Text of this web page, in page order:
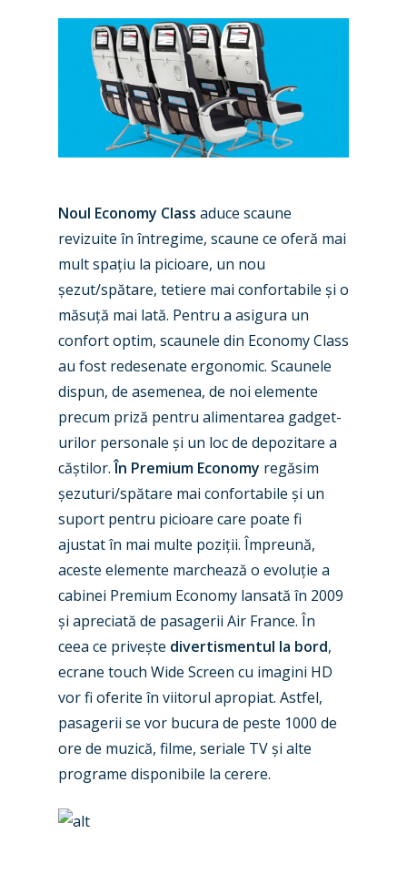
Noul Economy Class aduce scaune
revizuite în întregime, scaune ce oferă mai
mult spațiu la picioare, un nou
șezut/spătare, tetiere mai confortabile și o
măsuță mai lată. Pentru a asigura un
confort optim, scaunele din Economy Class
au fost redesenate ergonomic. Scaunele
dispun, de asemenea, de noi elemente
precum priză pentru alimentarea gadget-
urilor personale și un loc de depozitare a
căștilor.În Premium Economy regăsim
șezuturi/spătare mai confortabile și un
suport pentru picioare care poate fi
ajustat în mai multe poziții. Împreună,
aceste elemente marchează o evoluție a
cabinei Premium Economy lansată în 2009
și apreciată de pasagerii Air France. În
ceea ce privește divertismentul la bord,
ecrane touch Wide Screen cu imagini HD
vor fi oferite în viitorul apropiat. Astfel,
pasagerii se vor bucura de peste 1000 de
ore de muzică, filme, seriale TV și alte
programe disponibile la cerere.